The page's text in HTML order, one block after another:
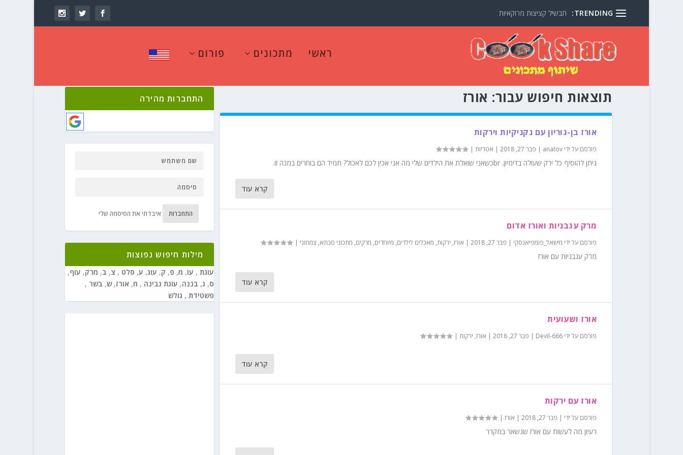
TRENDING: תבשיל קציצות מרוקאיות
ראשי מתכונים פורום
תוצאות חיפוש עבור: אורז
אורז בן-גוריון עם נקניקיות וירקות
פורסם על ידי anatov
| פבר 27, 2018 | אטריות|
ניתן להוסיף כל ירק שעולה בדימיון. brכשאני שואלת את הילדים שלי מה אני אכין לכם לאכול? תמיד הם בוחרים במנה זו.
קרא עוד
מרק עגבניות ואורז אדום
פורסם על ידי מישאל_פומפיאנסקי | פבר 27, 2018 | אורז, ירקות, מאכלים לילדים, מיוחדים, מרקים, מתכוני סבתא, צמחוני |
מרק עגבניות עם אורז
קרא עוד
אורז ושעועית
פורסם על ידי Devil-666
| פבר 27, 2018 | אורז, ירקות|
קרא עוד
אורז עם ירקות
פורסם על ידי | פבר 27, 2018 | אורז|
רעיון מה לעשות עם אורז שנשאר במקרר
התחברות מהירה
התחברות איבדתי את הסיסמה שלי
מילות חיפוש נפוצות
עוגת , עו, מ, פ, ק, עוג, ע, סלט , צ, ב, מרק, עוף,
ס, ג, בננה, עוגת גבינה , ח, אורז,ש, בשר ,
פשטידת , גולש